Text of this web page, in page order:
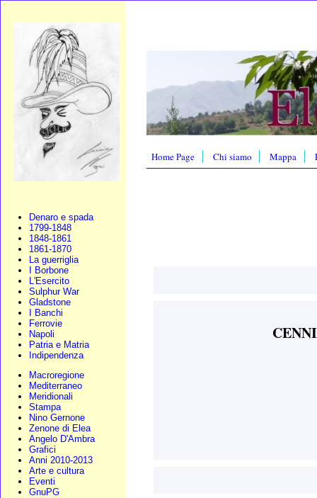
Denaro e spada
1799-1848
1848-1861
1861-1870
La guerriglia
I Borbone
L'Esercito
Sulphur War
Gladstone
I Banchi
Ferrovie
Napoli
Patria e Matria
Indipendenza
Macroregione
Mediterraneo
Meridionali
Stampa
Nino Gernone
Zenone di Elea
Angelo D'Ambra
Grafici
Anni 2010-2013
Arte e cultura
Eventi
GnuPG
Home Page Chi siamo Mappa